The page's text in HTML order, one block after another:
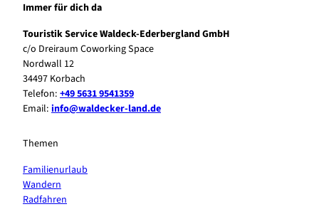
Immer für dich da
Touristik Service Waldeck-Ederbergland GmbH
c/o Dreiraum Coworking Space
Nordwall 12
34497 Korbach
Telefon: +49 5631 9541359
Email: info@waldecker-land.de
Themen
Familienurlaub
Wandern
Radfahren